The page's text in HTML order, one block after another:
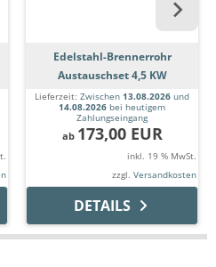
Edelstahl-Brennerrohr
Austauschset 4,5 KW
Lieferzeit: Zwischen 13.08.2026 und
14.08.2026 bei heutigem
Zahlungseingang
ab 173,00 EUR
inkl. 19 % MwSt.
zzgl. Versandkosten
DETAILS